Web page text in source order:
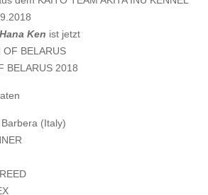
Ken ist jetzt
OF BELARUS
BELARUS 2018
(Italy)